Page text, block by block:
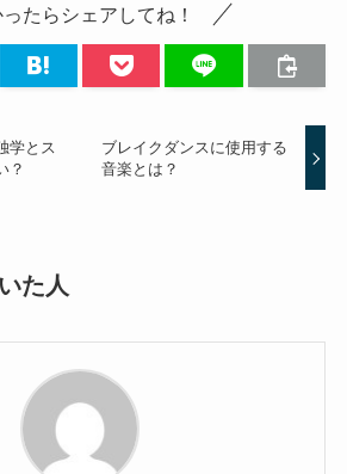
ったらシェアしてね！
学とス
？
ブレイクダンスに使用する
音楽とは？
た人